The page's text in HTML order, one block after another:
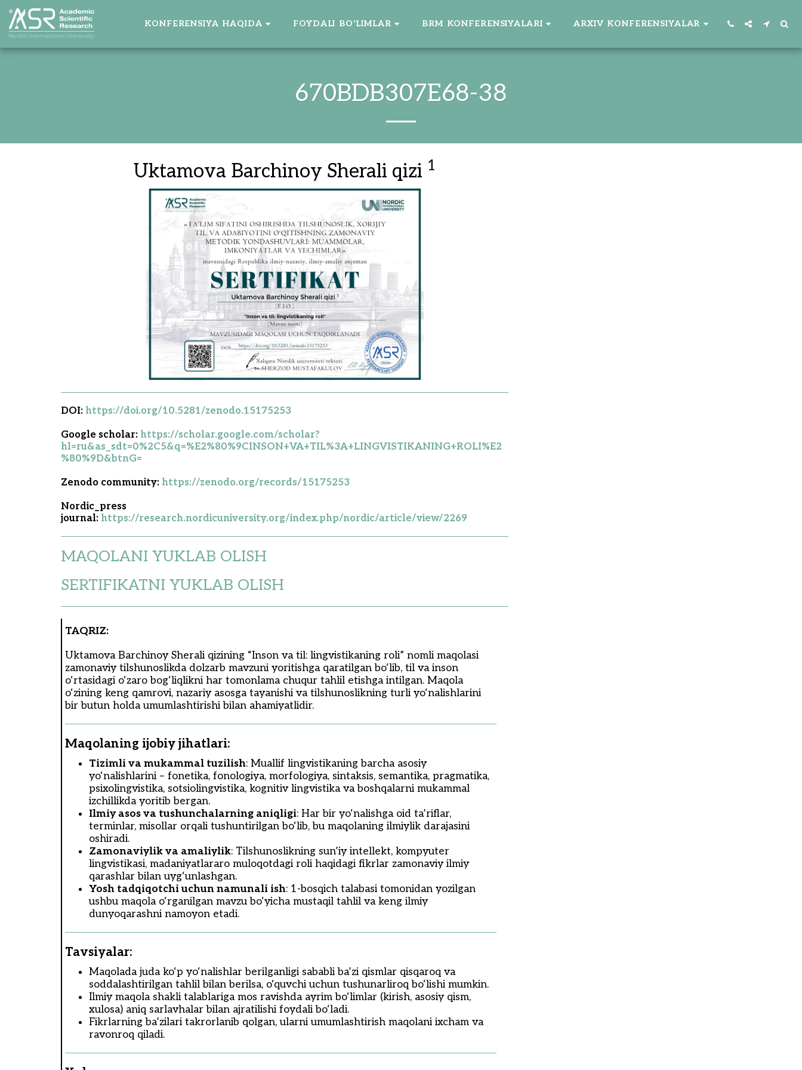
KONFERENSIYA HAQIDA FOYDALI BO'LIMLAR BRM KONFERENSIYALARI ARXIV KONFERENSIYALAR
670BDB307E68-38
Uktamova Barchinoy Sherali qizi 1
DOI: https://doi.org/10.5281/zenodo.15175253
Google scholar: https://scholar.google.com/scholar?
hl=ru&as_sdt=0%2C5&q=%E2%80%9CINSON+VA+TIL%3A+LINGVISTIKANING+ROLI%E2
%80%9D&btnG=
Zenodo community: https://zenodo.org/records/15175253
Nordic_press
journal: https://research.nordicuniversity.org/index.php/nordic/article/view/2269
MAQOLANI YUKLAB OLISH
SERTIFIKATNI YUKLAB OLISH
TAQRIZ:
Uktamova Barchinoy Sherali qizining “Inson va til: lingvistikaning roli” nomli maqolasi
zamonaviy tilshunoslikda dolzarb mavzuni yoritishga qaratilgan bo‘lib, til va inson
o‘rtasidagi o‘zaro bog‘liqlikni har tomonlama chuqur tahlil etishga intilgan. Maqola
o‘zining keng qamrovi, nazariy asosga tayanishi va tilshunoslikning turli yo‘nalishlarini
bir butun holda umumlashtirishi bilan ahamiyatlidir.
Maqolaning ijobiy jihatlari:
Tizimli va mukammal tuzilish: Muallif lingvistikaning barcha asosiy
yo‘nalishlarini – fonetika, fonologiya, morfologiya, sintaksis, semantika, pragmatika,
psixolingvistika, sotsiolingvistika, kognitiv lingvistika va boshqalarni mukammal
izchillikda yoritib bergan.
Ilmiy asos va tushunchalarning aniqligi: Har bir yo‘nalishga oid ta’riflar,
terminlar, misollar orqali tushuntirilgan bo‘lib, bu maqolaning ilmiylik darajasini
oshiradi.
Zamonaviylik va amaliylik: Tilshunoslikning sun’iy intellekt, kompyuter
lingvistikasi, madaniyatlararo muloqotdagi roli haqidagi fikrlar zamonaviy ilmiy
qarashlar bilan uyg‘unlashgan.
Yosh tadqiqotchi uchun namunali ish: 1-bosqich talabasi tomonidan yozilgan
ushbu maqola o‘rganilgan mavzu bo‘yicha mustaqil tahlil va keng ilmiy
dunyoqarashni namoyon etadi.
Tavsiyalar:
Maqolada juda ko‘p yo‘nalishlar berilganligi sababli ba’zi qismlar qisqaroq va
soddalashtirilgan tahlil bilan berilsa, o‘quvchi uchun tushunarliroq bo‘lishi mumkin.
Ilmiy maqola shakli talablariga mos ravishda ayrim bo‘limlar (kirish, asosiy qism,
xulosa) aniq sarlavhalar bilan ajratilishi foydali bo‘ladi.
Fikrlarning ba’zilari takrorlanib qolgan, ularni umumlashtirish maqolani ixcham va
ravonroq qiladi.